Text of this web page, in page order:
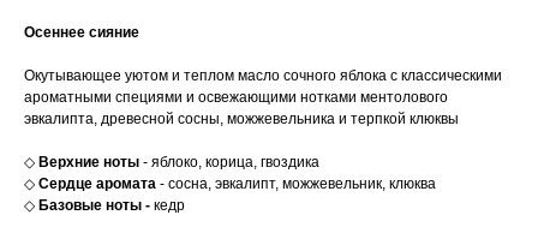
Осеннее сияние
Окутывающее уютом и теплом масло сочного яблока с классическими
ароматными специями и освежающими нотками ментолового
эвкалипта, древесной сосны, можжевельника и терпкой клюквы
◇ Верхние ноты - яблоко, корица, гвоздика
◇ Сердце аромата - сосна, эвкалипт, можжевельник, клюква
◇ Базовые ноты - кедр